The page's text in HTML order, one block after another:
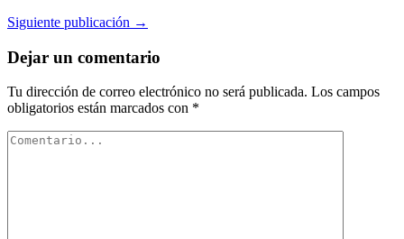
Siguiente publicación →
Dejar un comentario
Tu dirección de correo electrónico no será publicada. Los campos
obligatorios están marcados con *